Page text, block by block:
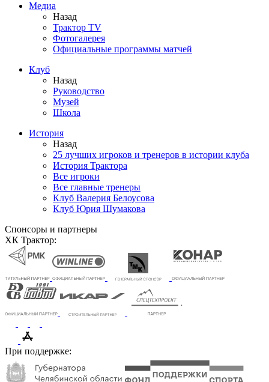
Медиа
Назад
Трактор TV
Фотогалерея
Официальные программы матчей
Клуб
Назад
Руководство
Музей
Школа
История
Назад
25 лучших игроков и тренеров в истории клуба
История Трактора
Все игроки
Все главные тренеры
Клуб Валерия Белоусова
Клуб Юрия Шумакова
Спонсоры и партнеры
ХК Трактор:
При поддержке: